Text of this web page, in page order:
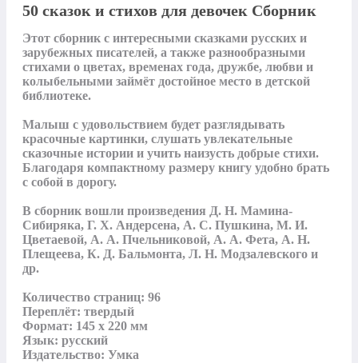
50 сказок и стихов для девочек Сборник
Этот сборник с интересными сказками русских и
зарубежных писателей, а также разнообразными
стихами о цветах, временах года, дружбе, любви и
колыбельными займёт достойное место в детской
библиотеке.
Малыш с удовольствием будет разглядывать
красочные картинки, слушать увлекательные
сказочные истории и учить наизусть добрые стихи.
Благодаря компактному размеру книгу удобно брать
с собой в дорогу.
В сборник вошли произведения Д. Н. Мамина-
Сибиряка, Г. Х. Андерсена, А. С. Пушкина, М. И.
Цветаевой, А. А. Пчельниковой, А. А. Фета, А. Н.
Плещеева, К. Д. Бальмонта, Л. Н. Модзалевского и
др.
Количество страниц: 96
Переплёт: твердый
Формат: 145 х 220 мм
Язык: русский
Издательство: Умка